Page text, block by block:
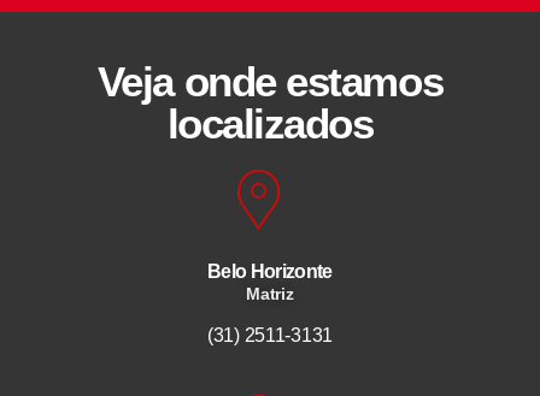
Veja onde estamos
localizados
Belo Horizonte
Matriz
(31) 2511-3131